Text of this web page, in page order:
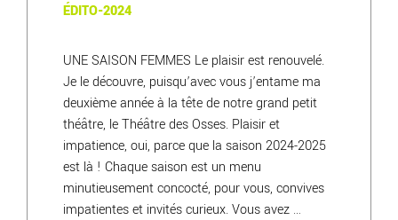
ÉDITO-2024
UNE SAISON FEMMES Le plaisir est renouvelé.
Je le découvre, puisqu’avec vous j’entame ma
deuxième année à la tête de notre grand petit
théâtre, le Théâtre des Osses. Plaisir et
impatience, oui, parce que la saison 2024-2025
est là ! Chaque saison est un menu
minutieusement concocté, pour vous, convives
impatientes et invités curieux. Vous avez …